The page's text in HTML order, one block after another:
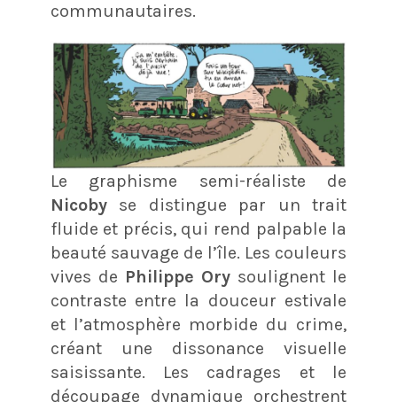
communautaires.
Le graphisme semi-réaliste de
Nicoby se distingue par un trait
fluide et précis, qui rend palpable la
beauté sauvage de l’île. Les couleurs
vives de Philippe Ory soulignent le
contraste entre la douceur estivale
et l’atmosphère morbide du crime,
créant une dissonance visuelle
saisissante. Les cadrages et le
découpage dynamique orchestrent